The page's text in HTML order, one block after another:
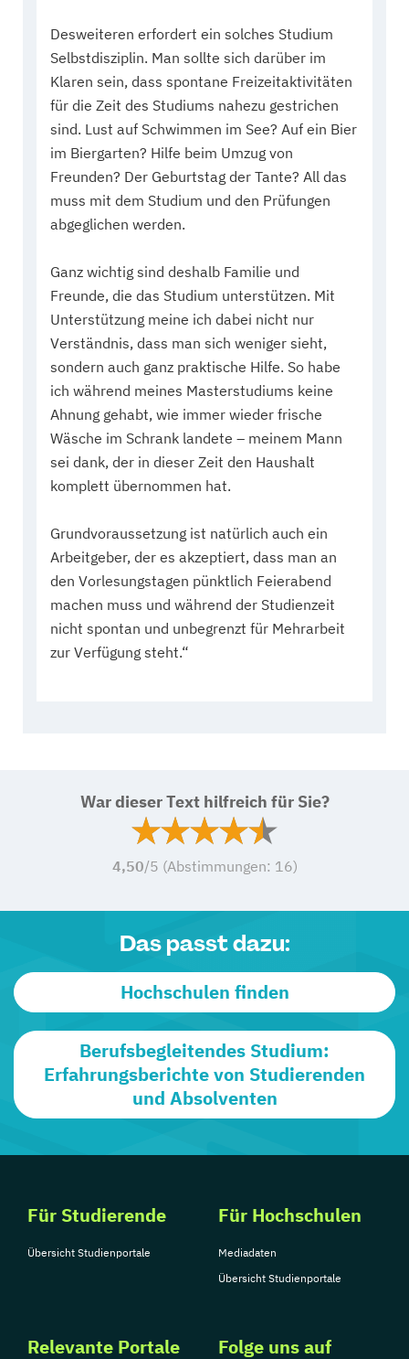
Desweiteren erfordert ein solches Studium
Selbstdisziplin. Man sollte sich darüber im
Klaren sein, dass spontane Freizeitaktivitäten
für die Zeit des Studiums nahezu gestrichen
sind. Lust auf Schwimmen im See? Auf ein Bier
im Biergarten? Hilfe beim Umzug von
Freunden? Der Geburtstag der Tante? All das
muss mit dem Studium und den Prüfungen
abgeglichen werden.
Ganz wichtig sind deshalb Familie und
Freunde, die das Studium unterstützen. Mit
Unterstützung meine ich dabei nicht nur
Verständnis, dass man sich weniger sieht,
sondern auch ganz praktische Hilfe. So habe
ich während meines Masterstudiums keine
Ahnung gehabt, wie immer wieder frische
Wäsche im Schrank landete – meinem Mann
sei dank, der in dieser Zeit den Haushalt
komplett übernommen hat.
Grundvoraussetzung ist natürlich auch ein
Arbeitgeber, der es akzeptiert, dass man an
den Vorlesungstagen pünktlich Feierabend
machen muss und während der Studienzeit
nicht spontan und unbegrenzt für Mehrarbeit
zur Verfügung steht.“
War dieser Text hilfreich für Sie?
4,50/5 (Abstimmungen: 16)
Das passt dazu:
Hochschulen finden
Berufsbegleitendes Studium:
Erfahrungsberichte von Studierenden
und Absolventen
Für Studierende
Übersicht Studienportale
Für Hochschulen
Mediadaten
Übersicht Studienportale
Relevante Portale Folge uns auf